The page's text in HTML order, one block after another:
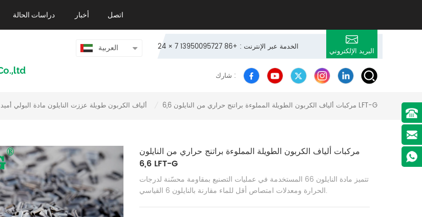
دراسات الحالة أخبار اتصل
24 × 7 الخدمة عبر الإنترنت : +86 13950095727 البريد الإلكتروني العربية
شارك :
ألياف الكربون طويلة عززت النايلون مادة البولي أميد مركبات ألياف الكربون الطويلة المملوءة براتنج حراري من النايلون 6,6 LFT-G
مركبات ألياف الكربون الطويلة المملوءة براتنج حراري من النايلون
6,6 LFT-G
تتميز مادة النايلون 66 المستخدمة في عمليات التصنيع بمقاومة محسّنة لدرجات
الحرارة ومعدلات امتصاص أقل للماء مقارنة بالنايلون 6 القياسي.